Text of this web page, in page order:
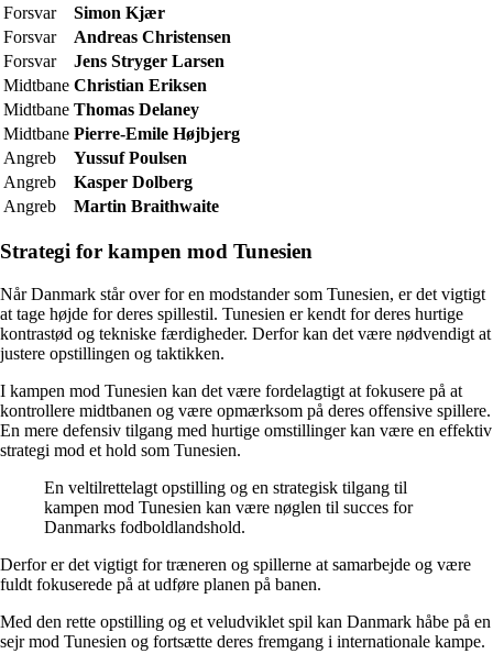
Forsvar
Simon Kjær
Forsvar
Andreas Christensen
Forsvar
Jens Stryger Larsen
Midtbane Christian Eriksen
Midtbane Thomas Delaney
Midtbane Pierre-Emile Højbjerg
Angreb
Yussuf Poulsen
Angreb
Kasper Dolberg
Angreb
Martin Braithwaite
Strategi for kampen mod Tunesien
Når Danmark står over for en modstander som Tunesien, er det vigtigt
at tage højde for deres spillestil. Tunesien er kendt for deres hurtige
kontrastød og tekniske færdigheder. Derfor kan det være nødvendigt at
justere opstillingen og taktikken.
I kampen mod Tunesien kan det være fordelagtigt at fokusere på at
kontrollere midtbanen og være opmærksom på deres offensive spillere.
En mere defensiv tilgang med hurtige omstillinger kan være en effektiv
strategi mod et hold som Tunesien.
En veltilrettelagt opstilling og en strategisk tilgang til
kampen mod Tunesien kan være nøglen til succes for
Danmarks fodboldlandshold.
Derfor er det vigtigt for træneren og spillerne at samarbejde og være
fuldt fokuserede på at udføre planen på banen.
Med den rette opstilling og et veludviklet spil kan Danmark håbe på en
sejr mod Tunesien og fortsætte deres fremgang i internationale kampe.